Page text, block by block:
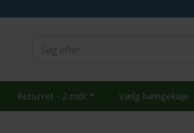
Returret - 2 mdr.* Vælg hængekøje